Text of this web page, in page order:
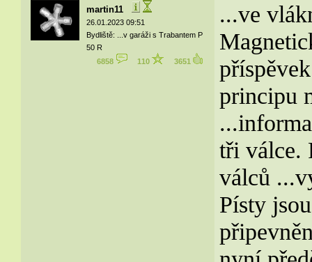
martin11
26.01.2023 09:51
Bydliště: ...v garáži s Trabantem P
50 R
6858
110 3651
...ve
principu
tři válce.
válců
Písty